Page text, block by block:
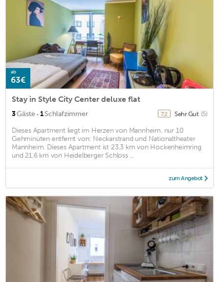
ab
63€
Stay in Style City Center deluxe flat
3Gäste · 1Schlafzimmer 7,2 Sehr Gut (5)
Dieses Apartment liegt im Herzen von Mannheim, nur 10
Gehminuten entfernt von: Neckarstrand und Nationaltheater
Mannheim. Dieses Apartment ist 23,3 km von Hockenheimring
und 21,6 km von Heidelberger Schloss ...
zum Angebot